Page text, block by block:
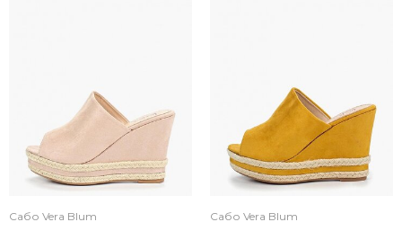
Сабо Vera Blum Сабо Vera Blum